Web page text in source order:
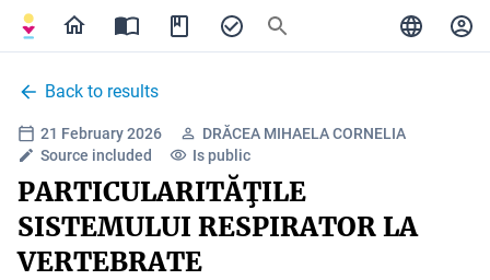
Back to results
21 February 2026
DRĂCEA MIHAELA CORNELIA
Source included
Is public
PARTICULARITĂŢILE
SISTEMULUI RESPIRATOR LA
VERTEBRATE